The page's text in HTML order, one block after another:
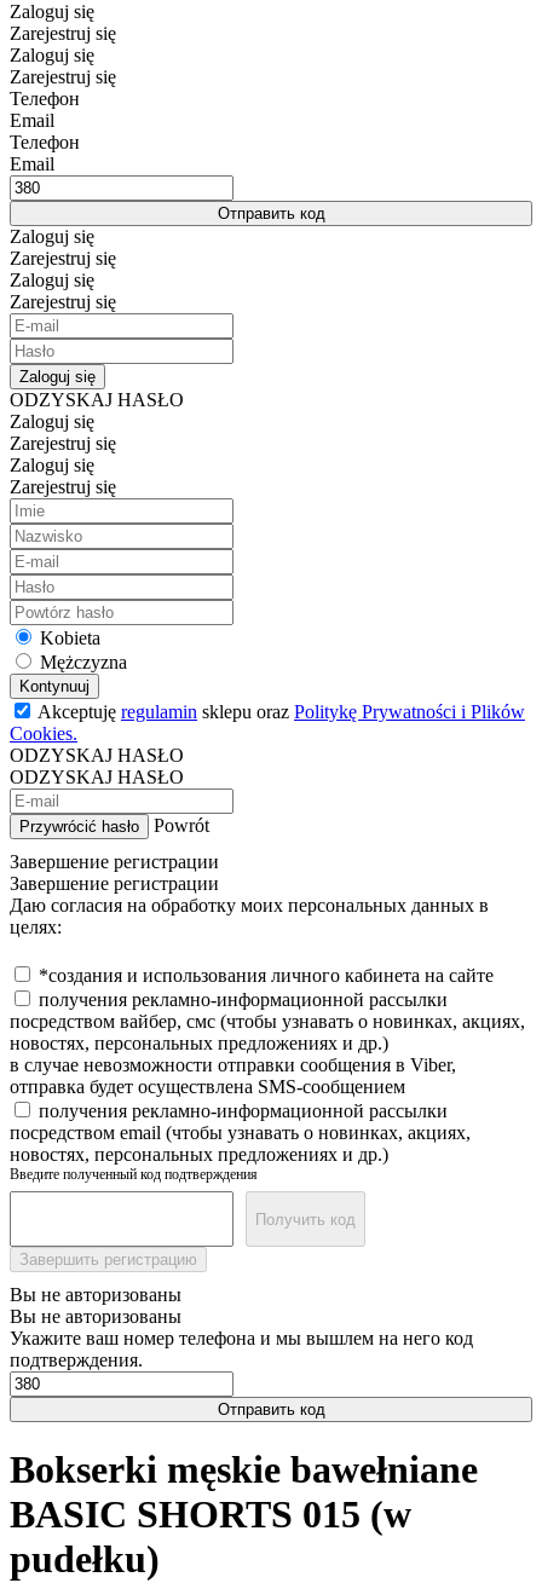
Zaloguj się
Zarejestruj się
Zaloguj się
Zarejestruj się
Телефон
Email
Телефон
Email
Отправить код
Zaloguj się
Zarejestruj się
Zaloguj się
Zarejestruj się
Zaloguj się
ODZYSKAJ HASŁO
Zaloguj się
Zarejestruj się
Zaloguj się
Zarejestruj się
Kobieta
Mężczyzna
Kontynuuj
Akceptuję regulamin sklepu oraz Politykę Prywatności i Plików
Cookies.
ODZYSKAJ HASŁO
ODZYSKAJ HASŁO
Przywrócić hasło
Powrót
Завершение регистрации
Завершение регистрации
Даю согласия на обработку моих персональных данных в
целях:
*создания и использования личного кабинета на сайте
получения рекламно-информационной рассылки
посредством вайбер, смс (чтобы узнавать о новинках, акциях,
новостях, персональных предложениях и др.)
в случае невозможности отправки сообщения в Viber,
отправка будет осуществлена SMS-сообщением
получения рекламно-информационной рассылки
посредством email (чтобы узнавать о новинках, акциях,
новостях, персональных предложениях и др.)
Введите полученный код подтверждения
Получить код
Завершить регистрацию
Вы не авторизованы
Вы не авторизованы
Укажите ваш номер телефона и мы вышлем на него код
подтверждения.
Отправить код
Bokserki męskie bawełniane
BASIC SHORTS 015 (w
pudełku)